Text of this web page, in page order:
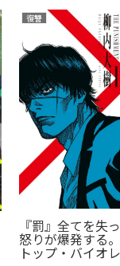
復讐
『罰』全てを失
怒りが爆発する
トップ・バイオ